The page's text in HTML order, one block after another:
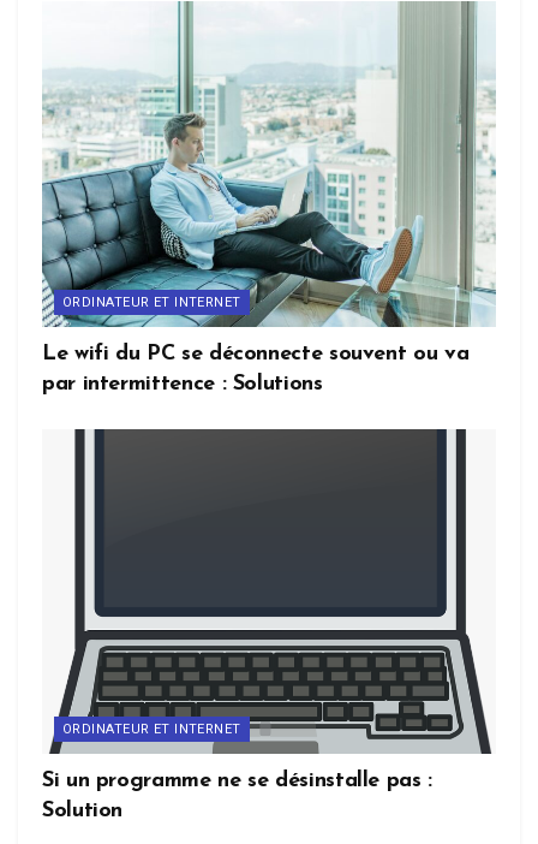
ORDINATEUR ET INTERNET
Le wifi du PC se déconnecte souvent ou va
par intermittence : Solutions
ORDINATEUR ET INTERNET
Si un programme ne se désinstalle pas :
Solution